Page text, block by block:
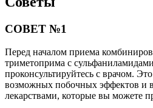
СОВЕТ №1
Перед началом приема
триметоприма с
проконсультируйтесь с врачом.
возможных побочных эффектов и
лекарствами, которые вы можете